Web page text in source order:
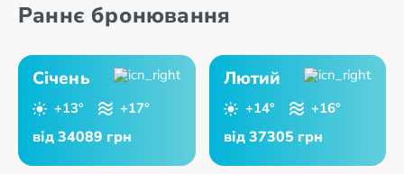
Раннє бронювання
Січень
+13° +17°
від 34089 грн
Лютий
+14° +16°
від 37305 грн